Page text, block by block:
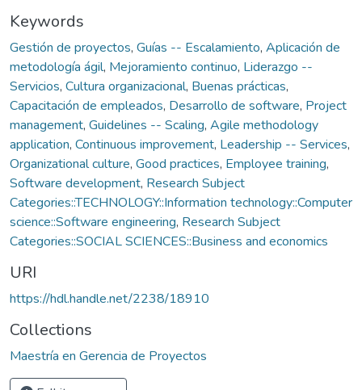
Keywords
Gestión de proyectos, Guías -- Escalamiento, Aplicación de
metodología ágil, Mejoramiento continuo, Liderazgo --
Servicios, Cultura organizacional, Buenas prácticas,
Capacitación de empleados, Desarrollo de software, Project
management, Guidelines -- Scaling, Agile methodology
application, Continuous improvement, Leadership -- Services,
Organizational culture, Good practices, Employee training,
Software development, Research Subject
Categories::TECHNOLOGY::Information technology::Computer
science::Software engineering, Research Subject
Categories::SOCIAL SCIENCES::Business and economics
URI
https://hdl.handle.net/2238/18910
Collections
Maestría en Gerencia de Proyectos